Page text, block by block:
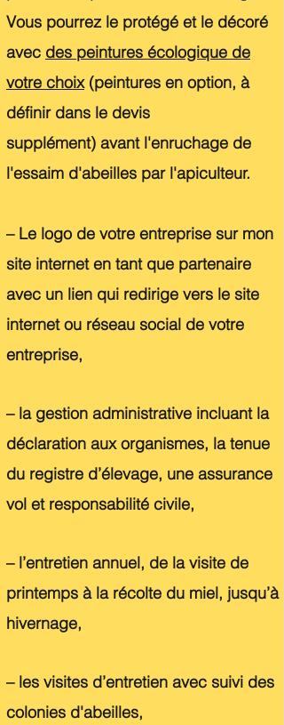
Vous pourrez le protégé et le décoré
avec des peintures écologique de
votre choix(peintures en option, à
définir dans le devis
supplément) avant l'enruchage de
l'essaim d'abeilles par l'apiculteur.
– Le logo de votre entreprise sur mon
site internet en tant que partenaire
avec un lien qui redirige vers le site
internet ou réseau social de votre
entreprise,
– la gestion administrative incluant la
déclaration aux organismes, la tenue
du registre d’élevage, une assurance
vol et responsabilité civile,
– l’entretien annuel, de la visite de
printemps à la récolte du miel, jusqu’à
hivernage,
– les visites d’entretien avec suivi des
colonies d'abeilles,